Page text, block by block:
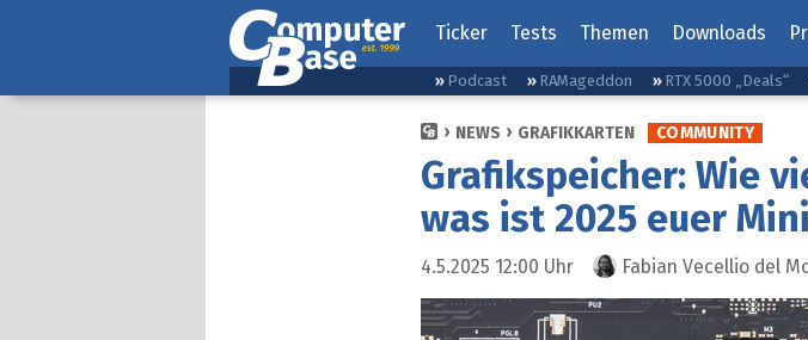
Ticker Tests Themen Downloads
Podcast RAMageddon RTX 5000 „Deals“
NEWS GRAFIKKARTEN COMMUNITY
Grafikspeicher: Wie
was ist 2025 euer
4.5.2025 12:00 Uhr Fabian Vecellio del